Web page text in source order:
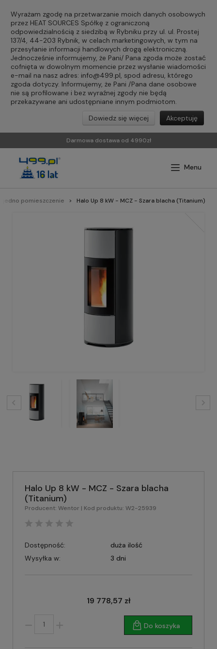
Wyrażam zgodę na przetwarzanie moich danych osobowych
przez HEAT SOURCES Spółkę z ograniczoną
odpowiedzialnością z siedzibą w Rybniku przy ul. ul. Prostej
137/4, 44-203 Rybnik, w celach marketingowych, w tym na
przesyłanie informacji handlowych drogą elektroniczną.
Jednocześnie informujemy, że Pani/ Pana zgoda może zostać
cofnięta w dowolnym momencie przez wysłanie wiadomości
e-mail na nasz adres: info@499.pl, spod adresu, którego
zgoda dotyczy. Informujemy, że Pani /Pana dane osobowe
nie są profilowane i bez wyraźnej zgody nie będą
przekazywane ani udostępniane innym podmiotom.
Akceptuję
Dowiedz się więcej
Darmowa dostawa od 4990zł
jedno pomieszczenie Halo Up 8 kW - MCZ - Szara blacha (Titanium)
Halo Up 8 kW - MCZ - Szara blacha
(Titanium)
Producent: Wentor | Kod produktu: W2-25939
Dostępność:
duża ilość
Wysyłka w:
3 dni
19 778,57 zł
Do koszyka